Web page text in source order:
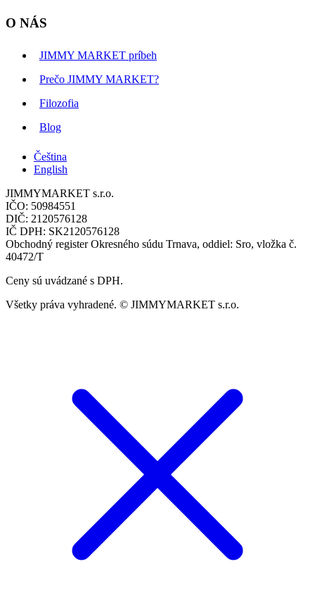
O NÁS
JIMMY MARKET príbeh
Prečo JIMMY MARKET?
Filozofia
Blog
Čeština
English
JIMMYMARKET s.r.o.
IČO: 50984551
DIČ: 2120576128
IČ DPH: SK2120576128
Obchodný register Okresného súdu Trnava, oddiel: Sro, vložka č.
40472/T
Ceny sú uvádzané s DPH.
Všetky práva vyhradené. © JIMMYMARKET s.r.o.